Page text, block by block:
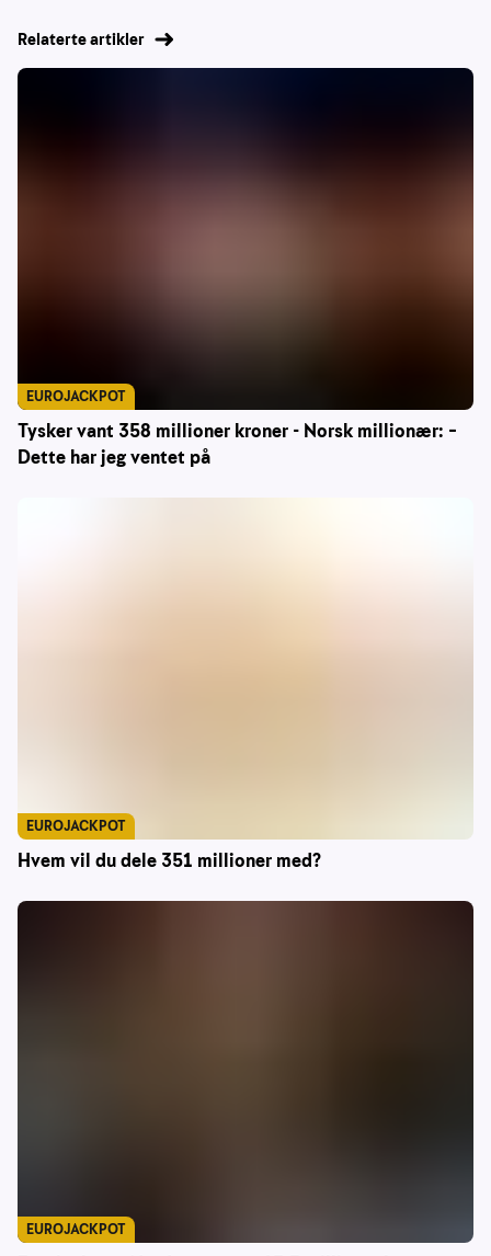
Relaterte artikler
Tysker vant 358 millioner kroner - Norsk millionær: –
Dette har jeg ventet på
EUROJACKPOT
Hvem vil du dele 351 millioner med?
EUROJACKPOT
EUROJACKPOT